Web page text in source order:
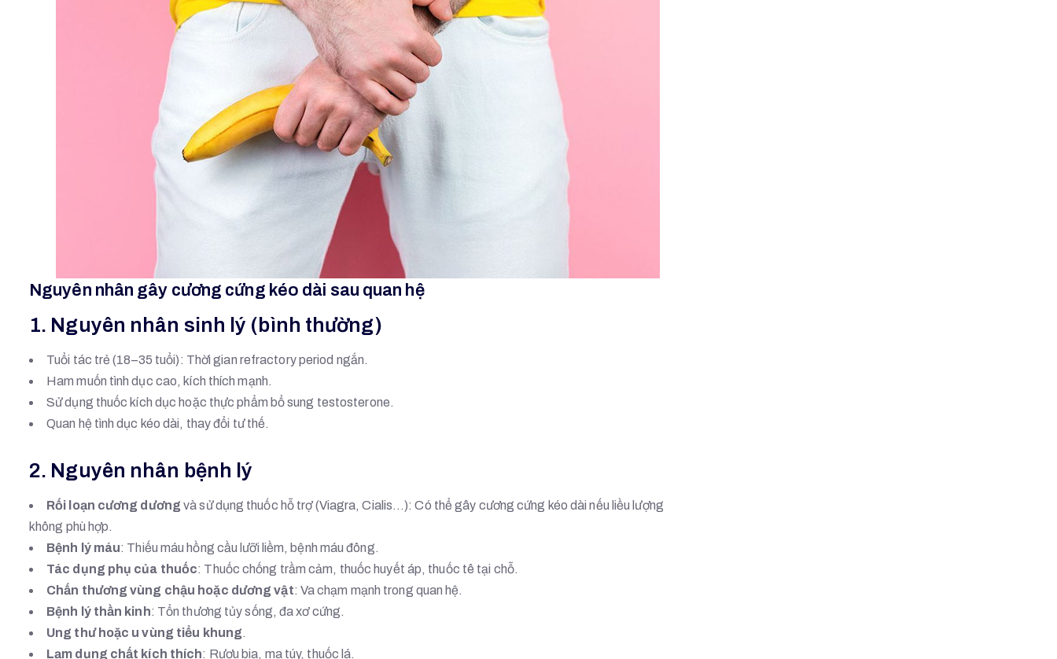
Nguyên nhân gây cương cứng kéo dài sau quan hệ
1. Nguyên nhân sinh lý (bình thường)
Tuổi tác trẻ (18–35 tuổi): Thời gian refractory period ngắn.
Ham muốn tình dục cao, kích thích mạnh.
Sử dụng thuốc kích dục hoặc thực phẩm bổ sung testosterone.
Quan hệ tình dục kéo dài, thay đổi tư thế.
2. Nguyên nhân bệnh lý
Rối loạn cương dương và sử dụng thuốc hỗ trợ (Viagra, Cialis…): Có thể gây cương cứng kéo dài nếu liều lượng
không phù hợp.
Bệnh lý máu: Thiếu máu hồng cầu lưỡi liềm, bệnh máu đông.
Tác dụng phụ của thuốc: Thuốc chống trầm cảm, thuốc huyết áp, thuốc tê tại chỗ.
Chấn thương vùng chậu hoặc dương vật: Va chạm mạnh trong quan hệ.
Bệnh lý thần kinh: Tổn thương tủy sống, đa xơ cứng.
Ung thư hoặc u vùng tiểu khung.
Lạm dụng chất kích thích: Rượu bia, ma túy, thuốc lá.